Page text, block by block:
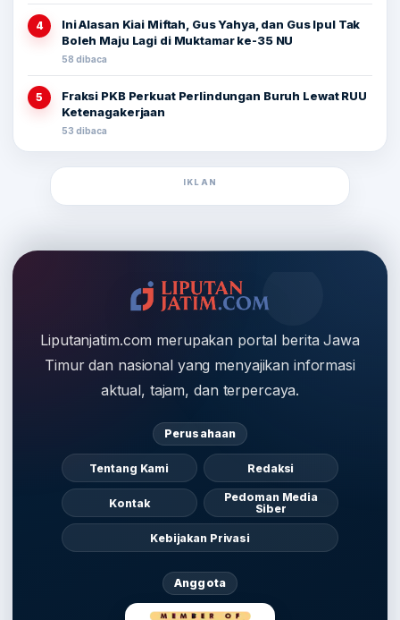
4
Ini Alasan Kiai Miftah, Gus Yahya, dan Gus Ipul Tak
Boleh Maju Lagi di Muktamar ke-35 NU
58 dibaca
5
Fraksi PKB Perkuat Perlindungan Buruh Lewat RUU
Ketenagakerjaan
53 dibaca
IKLAN
Liputanjatim.com merupakan portal berita Jawa
Timur dan nasional yang menyajikan informasi
aktual, tajam, dan terpercaya.
Perusahaan
Tentang Kami Redaksi
Kontak
Pedoman Media
Siber
Kebijakan Privasi
Anggota